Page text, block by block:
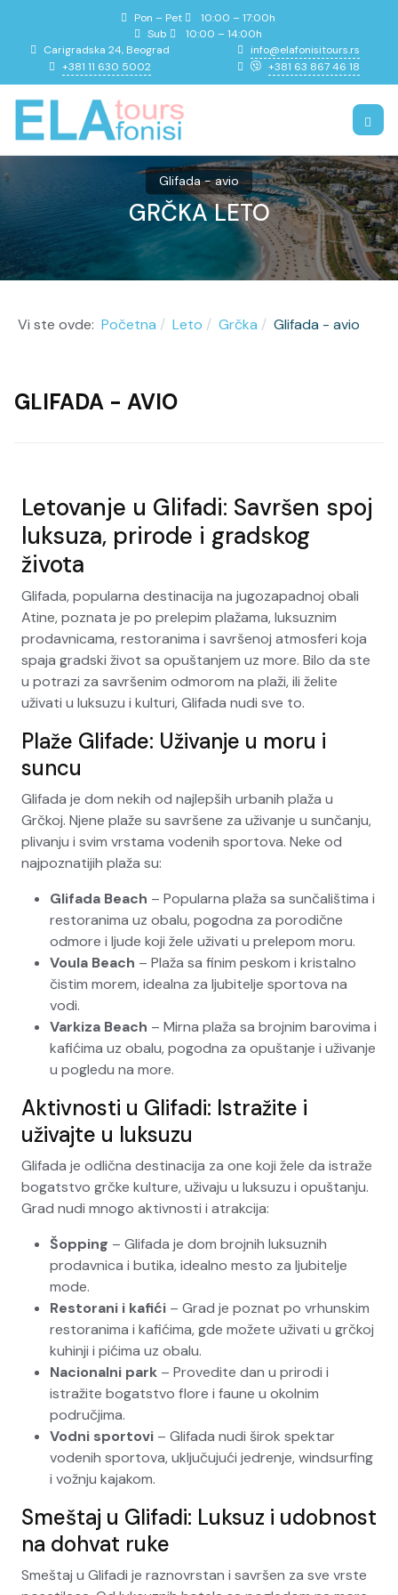
Pon – Pet
10:00 – 17:00h
Sub
10:00 – 14:00h
Carigradska 24, Beograd
info@elafonisitours.rs
+381 11 630 5002
+381 63 867 46 18
GRČKA LETO
Glifada - avio
Vi ste ovde: Početna Leto Grčka Glifada - avio
GLIFADA - AVIO
Letovanje u Glifadi: Savršen spoj
luksuza, prirode i gradskog
života
Glifada, popularna destinacija na jugozapadnoj obali
Atine, poznata je po prelepim plažama, luksuznim
prodavnicama, restoranima i savršenoj atmosferi koja
spaja gradski život sa opuštanjem uz more. Bilo da ste
u potrazi za savršenim odmorom na plaži, ili želite
uživati u luksuzu i kulturi, Glifada nudi sve to.
Plaže Glifade: Uživanje u moru i
suncu
Glifada je dom nekih od najlepših urbanih plaža u
Grčkoj. Njene plaže su savršene za uživanje u sunčanju,
plivanju i svim vrstama vodenih sportova. Neke od
najpoznatijih plaža su:
Glifada Beach – Popularna plaža sa sunčalištima i
restoranima uz obalu, pogodna za porodične
odmore i ljude koji žele uživati u prelepom moru.
Voula Beach – Plaža sa finim peskom i kristalno
čistim morem, idealna za ljubitelje sportova na
vodi.
Varkiza Beach – Mirna plaža sa brojnim barovima i
kafićima uz obalu, pogodna za opuštanje i uživanje
u pogledu na more.
Aktivnosti u Glifadi: Istražite i
uživajte u luksuzu
Glifada je odlična destinacija za one koji žele da istraže
bogatstvo grčke kulture, uživaju u luksuzu i opuštanju.
Grad nudi mnogo aktivnosti i atrakcija:
Šopping – Glifada je dom brojnih luksuznih
prodavnica i butika, idealno mesto za ljubitelje
mode.
Restorani i kafići – Grad je poznat po vrhunskim
restoranima i kafićima, gde možete uživati u grčkoj
kuhinji i pićima uz obalu.
Nacionalni park – Provedite dan u prirodi i
istražite bogatstvo flore i faune u okolnim
područjima.
Vodni sportovi – Glifada nudi širok spektar
vodenih sportova, uključujući jedrenje, windsurfing
i vožnju kajakom.
Smeštaj u Glifadi: Luksuz i udobnost
na dohvat ruke
Smeštaj u Glifadi je raznovrstan i savršen za sve vrste